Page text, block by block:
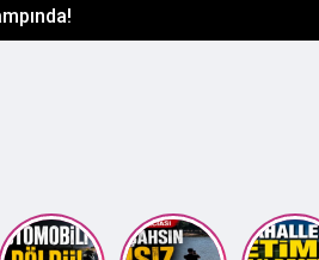
HASTANE HİZMETE AÇI...